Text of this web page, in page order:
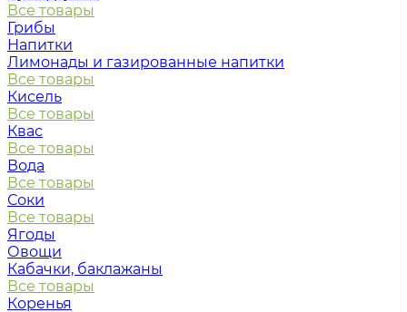
Все товары
Грибы
Напитки
Лимонады и газированные напитки
Все товары
Кисель
Все товары
Квас
Все товары
Вода
Все товары
Соки
Все товары
Ягоды
Овощи
Кабачки, баклажаны
Все товары
Коренья